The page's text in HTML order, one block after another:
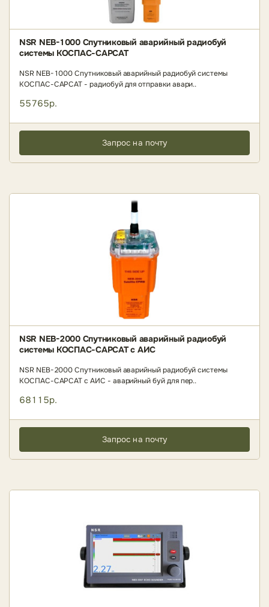
NSR NEB-1000 Спутниковый аварийный радиобуй
системы КОСПАС-САРСАТ
NSR NEB-1000 Спутниковый аварийный радиобуй системы
КОСПАС-САРСАТ - радиобуй для отправки авари..
55765р.
Запрос на почту
NSR NEB-2000 Спутниковый аварийный радиобуй
системы КОСПАС-САРСАТ с АИС
NSR NEB-2000 Спутниковый аварийный радиобуй системы
КОСПАС-САРСАТ с АИС - аварийный буй для пер..
68115р.
Запрос на почту